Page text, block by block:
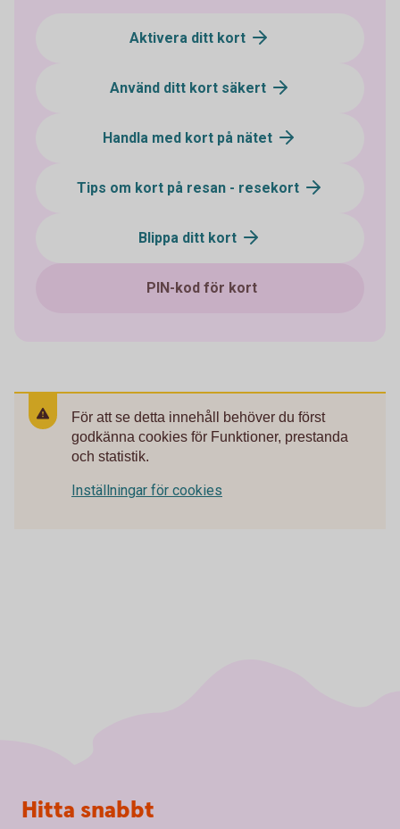
Aktivera ditt kort
Använd ditt kort säkert
Handla med kort på nätet
Tips om kort på resan - resekort
Blippa ditt kort
PIN-kod för kort
För att se detta innehåll behöver du först
godkänna cookies för Funktioner, prestanda
och statistik.
Inställningar för cookies
Sidfot
Hitta snabbt